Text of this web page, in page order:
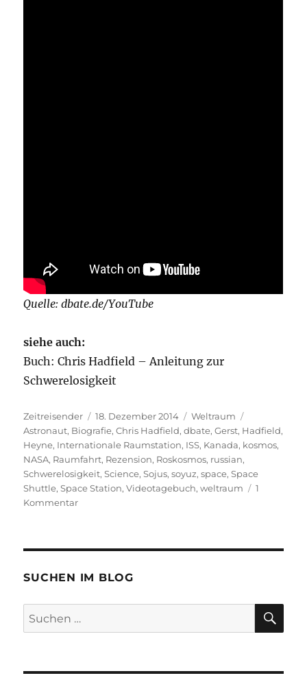
Quelle: dbate.de/YouTube
siehe auch:
Buch: Chris Hadfield – Anleitung zur
Schwerelosigkeit
Autor
Zeitreisender
Veröffentlicht
am
18. Dezember 2014 Kategorien
Weltraum
Astronaut, Biografie,Chris Hadfield,dbate,Gerst, Hadfield,
Heyne, Internationale Raumstation, ISS, Kanada, kosmos,
NASA, Raumfahrt, Rezension, Roskosmos, russian,
Schwerelosigkeit,Science,Sojus,soyuz,space,Space
Shuttle,Space Station,Videotagebuch,weltraum
1
Kommentarzu
Chris
SUCHEN IM BLOG
Suchen
nach: